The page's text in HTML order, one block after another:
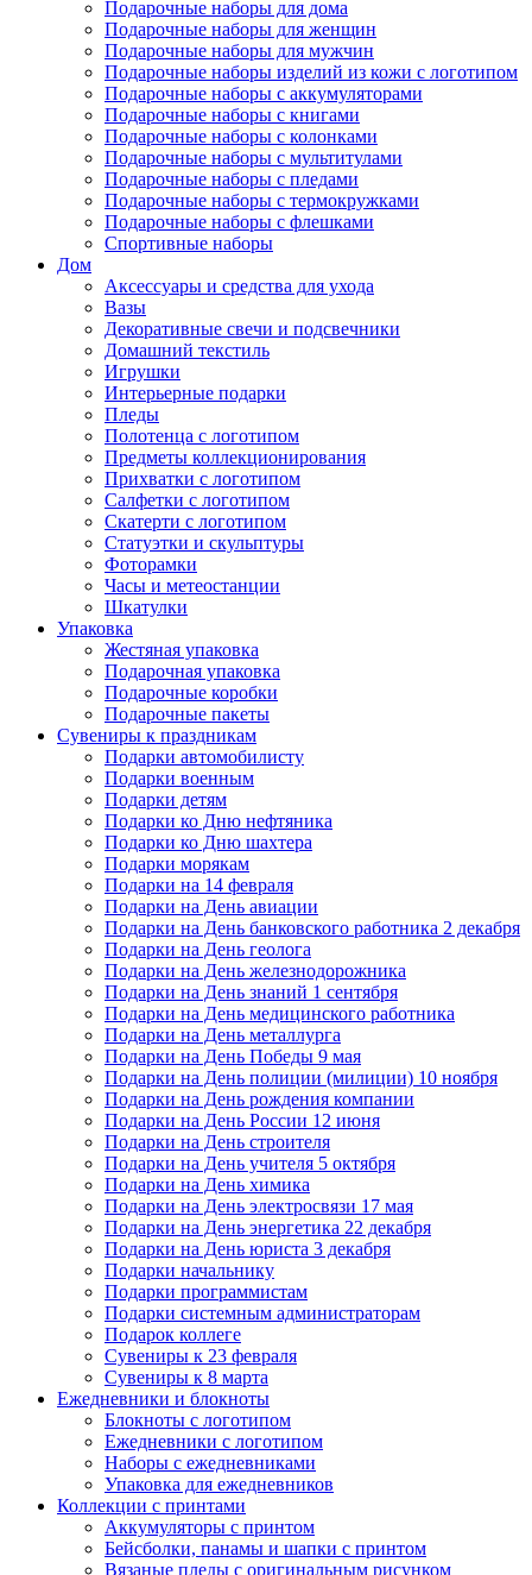
Подарочные наборы для дома
Подарочные наборы для женщин
Подарочные наборы для мужчин
Подарочные наборы изделий из кожи с логотипом
Подарочные наборы с аккумуляторами
Подарочные наборы с книгами
Подарочные наборы с колонками
Подарочные наборы с мультитулами
Подарочные наборы с пледами
Подарочные наборы с термокружками
Подарочные наборы с флешками
Спортивные наборы
Дом
Аксессуары и средства для ухода
Вазы
Декоративные свечи и подсвечники
Домашний текстиль
Игрушки
Интерьерные подарки
Пледы
Полотенца с логотипом
Предметы коллекционирования
Прихватки с логотипом
Салфетки с логотипом
Скатерти с логотипом
Статуэтки и скульптуры
Фоторамки
Часы и метеостанции
Шкатулки
Упаковка
Жестяная упаковка
Подарочная упаковка
Подарочные коробки
Подарочные пакеты
Сувениры к праздникам
Подарки автомобилисту
Подарки военным
Подарки детям
Подарки ко Дню нефтяника
Подарки ко Дню шахтера
Подарки морякам
Подарки на 14 февраля
Подарки на День авиации
Подарки на День банковского работника 2 декабря
Подарки на День геолога
Подарки на День железнодорожника
Подарки на День знаний 1 сентября
Подарки на День медицинского работника
Подарки на День металлурга
Подарки на День Победы 9 мая
Подарки на День полиции (милиции) 10 ноября
Подарки на День рождения компании
Подарки на День России 12 июня
Подарки на День строителя
Подарки на День учителя 5 октября
Подарки на День химика
Подарки на День электросвязи 17 мая
Подарки на День энергетика 22 декабря
Подарки на День юриста 3 декабря
Подарки начальнику
Подарки программистам
Подарки системным администраторам
Подарок коллеге
Сувениры к 23 февраля
Сувениры к 8 марта
Ежедневники и блокноты
Блокноты с логотипом
Ежедневники с логотипом
Наборы с ежедневниками
Упаковка для ежедневников
Коллекции с принтами
Аккумуляторы с принтом
Бейсболки, панамы и шапки с принтом
Вязаные пледы с оригинальным рисунком